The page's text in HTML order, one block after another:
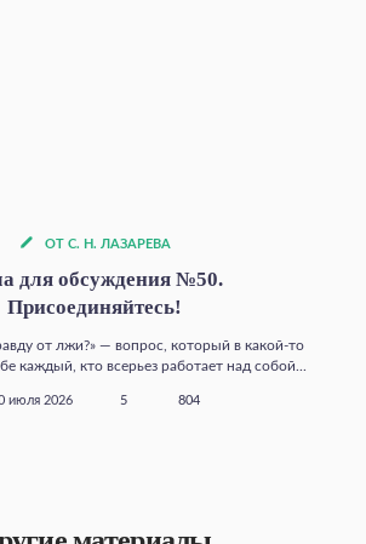
ОТ С. Н. ЛАЗАРЕВА
для обсуждения №50.
Присоединяйтесь!
от лжи?» — вопрос, который в какой‑то
каждый, кто всерьез работает над собой...
июля 2026 5 804